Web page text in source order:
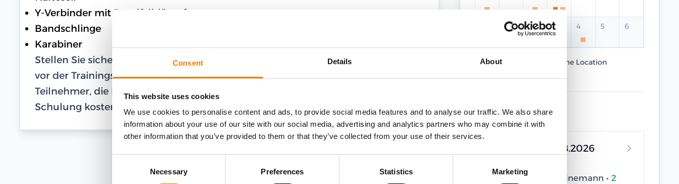
Consent Details About
This website uses cookies
We use cookies to personalise content and ads, to provide social media features and to analyse our traffic. We also share
information about your use of our site with our social media, advertising and analytics partners who may combine it with
other information that you’ve provided to them or that they’ve collected from your use of their services.
Necessary Preferences Statistics Marketing
Y-Verbinder mit Bandfalldämpfer
Bandschlinge
Karabiner
Stellen Sie sicher, dass Ihre PSAgA in einwandfreiem Zustand ist, und legen Sie
vor der Trainingsteilnahme einen Nachweis über die letzte Prüfung vor.
Teilnehmer, die keine eigene PSAgA besitzen, erhalten für die Dauer der
Schulung kostenlos Leihausrüstung.
1 2 3 4 5 6
Current Course
Same Location
UPCOMING DATES
14.08.2026 - 14.08.2026
Trainingscenter Heinemann • 2